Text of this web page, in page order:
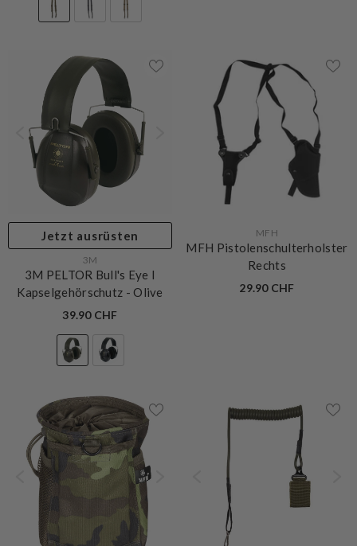
Jetzt ausrüsten
3M
3M PELTOR Bull's Eye I
Kapselgehörschutz - Olive
39.90 CHF
MFH
MFH Pistolenschulterholster
Rechts
29.90 CHF